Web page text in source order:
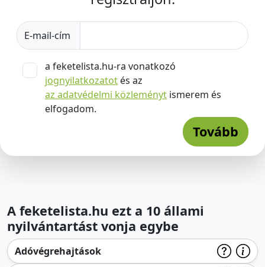
E-mail-cím
a feketelista.hu-ra vonatkozó
jognyilatkozatot és az
az adatvédelmi közleményt ismerem és
elfogadom.
Tovább
A feketelista.hu ezt a 10 állami
nyilvántartást vonja egybe
Adóvégrehajtások